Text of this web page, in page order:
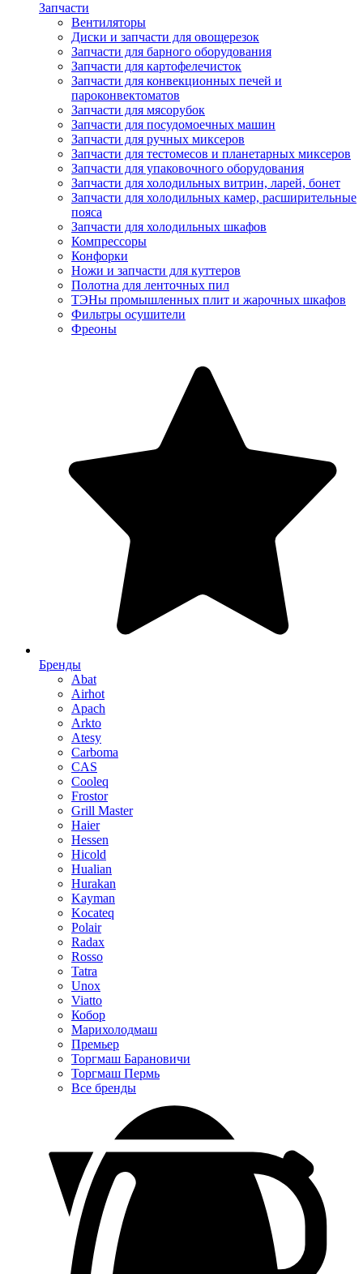
Запчасти
Вентиляторы
Диски и запчасти для овощерезок
Запчасти для барного оборудования
Запчасти для картофелечисток
Запчасти для конвекционных печей и
пароконвектоматов
Запчасти для мясорубок
Запчасти для посудомоечных машин
Запчасти для ручных миксеров
Запчасти для тестомесов и планетарных миксеров
Запчасти для упаковочного оборудования
Запчасти для холодильных витрин, ларей, бонет
Запчасти для холодильных камер, расширительные
пояса
Запчасти для холодильных шкафов
Компрессоры
Конфорки
Ножи и запчасти для куттеров
Полотна для ленточных пил
ТЭНы промышленных плит и жарочных шкафов
Фильтры осушители
Фреоны
Бренды
Abat
Airhot
Apach
Arkto
Atesy
Carboma
CAS
Cooleq
Frostor
Grill Master
Haier
Hessen
Hicold
Hualian
Hurakan
Kayman
Kocateq
Polair
Radax
Rosso
Tatra
Unox
Viatto
Кобор
Марихолодмаш
Премьер
Торгмаш Барановичи
Торгмаш Пермь
Все бренды